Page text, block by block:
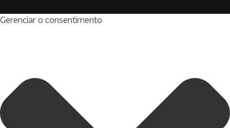
Gerenciar o consentimento